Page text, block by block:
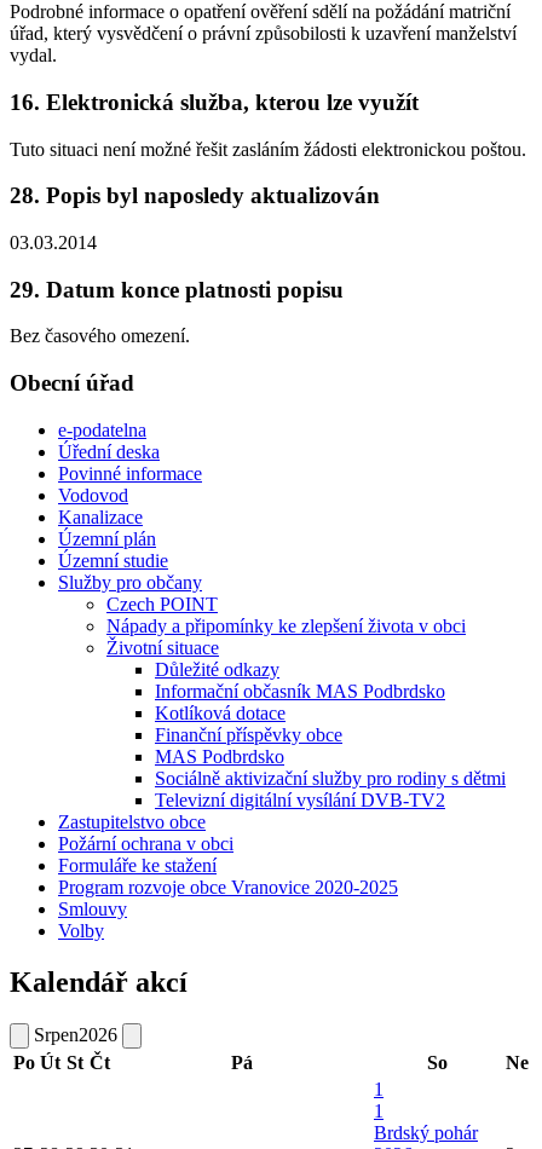
Podrobné informace o opatření ověření sdělí na požádání matriční
úřad, který vysvědčení o právní způsobilosti k uzavření manželství
vydal.
16. Elektronická služba, kterou lze využít
Tuto situaci není možné řešit zasláním žádosti elektronickou poštou.
28. Popis byl naposledy aktualizován
03.03.2014
29. Datum konce platnosti popisu
Bez časového omezení.
Obecní úřad
e-podatelna
Úřední deska
Povinné informace
Vodovod
Kanalizace
Územní plán
Územní studie
Služby pro občany
Czech POINT
Nápady a připomínky ke zlepšení života v obci
Životní situace
Důležité odkazy
Informační občasník MAS Podbrdsko
Kotlíková dotace
Finanční příspěvky obce
MAS Podbrdsko
Sociálně aktivizační služby pro rodiny s dětmi
Televizní digitální vysílání DVB-TV2
Zastupitelstvo obce
Požární ochrana v obci
Formuláře ke stažení
Program rozvoje obce Vranovice 2020-2025
Smlouvy
Volby
Kalendář akcí
Srpen2026
Po Út St Čt Pá So Ne
1
1
Brdský pohár